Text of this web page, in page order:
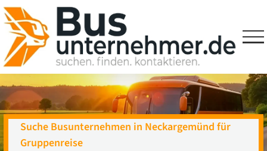
Skip
to
content
Suche Busunternehmen in Neckargemünd für
Gruppenreise